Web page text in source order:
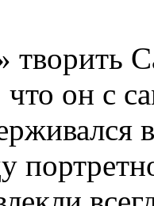
творить
он с